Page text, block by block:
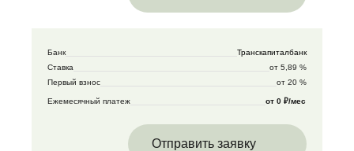
Банк
Транскапиталбанк
Ставка
от 5,89 %
Первый взнос
от 20 %
Ежемесячный платеж от 0 ₽/мес
Отправить заявку